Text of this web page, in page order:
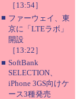
［13:54］
■ ファーウェイ、東
京に「LTEラボ」
開設
［13:22］
■ SoftBank
SELECTION、
iPhone 3GS向けケ
ース3種発売